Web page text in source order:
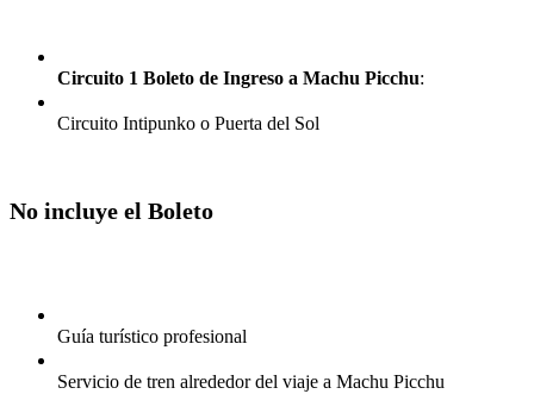
Circuito 1 Boleto de Ingreso a Machu Picchu:
Circuito Intipunko o Puerta del Sol
No incluye el Boleto
Guía turístico profesional
Servicio de tren alrededor del viaje a Machu Picchu